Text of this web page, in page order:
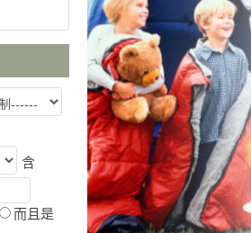
含
而且是